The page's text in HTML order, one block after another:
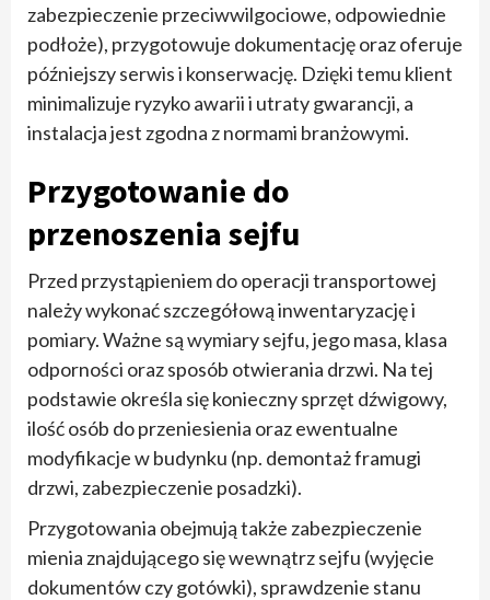
zabezpieczenie przeciwwilgociowe, odpowiednie
podłoże), przygotowuje dokumentację oraz oferuje
późniejszy serwis i konserwację. Dzięki temu klient
minimalizuje ryzyko awarii i utraty gwarancji, a
instalacja jest zgodna z normami branżowymi.
Przygotowanie do
przenoszenia sejfu
Przed przystąpieniem do operacji transportowej
należy wykonać szczegółową inwentaryzację i
pomiary. Ważne są wymiary sejfu, jego masa, klasa
odporności oraz sposób otwierania drzwi. Na tej
podstawie określa się konieczny sprzęt dźwigowy,
ilość osób do przeniesienia oraz ewentualne
modyfikacje w budynku (np. demontaż framugi
drzwi, zabezpieczenie posadzki).
Przygotowania obejmują także zabezpieczenie
mienia znajdującego się wewnątrz sejfu (wyjęcie
dokumentów czy gotówki), sprawdzenie stanu